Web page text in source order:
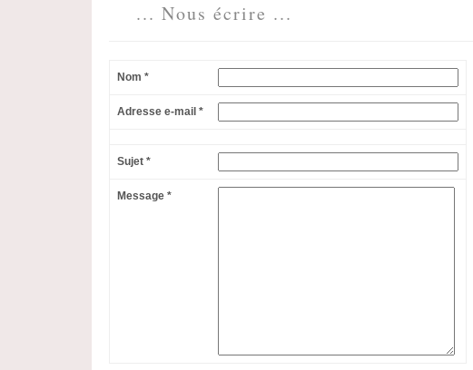
... Nous écrire ...
Nom *
Adresse e-mail *
Sujet *
Message *